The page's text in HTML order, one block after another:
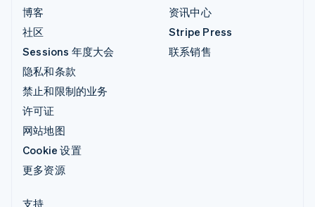
博客
社区
Sessions 年度大会
隐私和条款
禁止和限制的业务
许可证
网站地图
Cookie 设置
更多资源
资讯中心
Stripe Press
联系销售
支持